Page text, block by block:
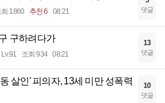
회 1860 추천 6 08:21 댓글
구하려다가
Lv.91 조회 934 08:21
13
댓글
살인' 피의자, 13세 미만 성폭력
10
댓글